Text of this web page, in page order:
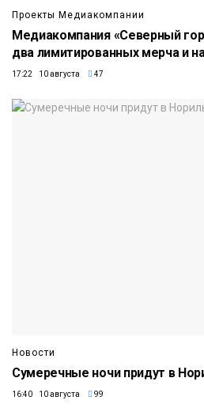
Проекты Медиакомпании
Медиакомпания «Северный
два лимитированных мерча и
17:22 10 августа 47
Новости
Сумеречные ночи придут в
16:40 10 августа 99